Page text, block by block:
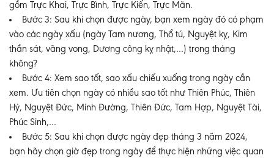
gồm Trực Khai, Trực Bình, Trực Kiến, Trực Mãn.
Bước 3: Sau khi chọn được ngày, bạn xem ngày đó có phạm
vào các ngày xấu (ngày Tam nương, Thổ tú, Nguyệt kỵ, Kim
thần sát, vãng vong, Dương công kỵ nhật,…) trong tháng
không?
Bước 4: Xem sao tốt, sao xấu chiếu xuống trong ngày cần
xem. Ưu tiên chọn ngày có nhiều sao tốt như Thiên Phúc, Thiên
Hỷ, Nguyệt Đức, Minh Đường, Thiên Đức, Tam Hợp, Nguyệt Tài,
Phúc Sinh,…
Bước 5: Sau khi chọn được ngày đẹp tháng 3 năm 2024,
bạn hãy chọn giờ đẹp trong ngày để thực hiện những việc quan